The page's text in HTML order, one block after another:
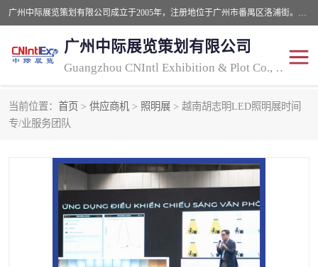
广州中际展览策划有限公司成立于2005年，注册地位于广州市番禺区洛浦街。经营范围包括会议及展览服务，大型活动组织策划服务，展台设计服务，广告业等；主要从事国外广告、标识、印花、LED、照明、光电、灯光、音响、视听、电子展览会等，展位预定-展品运输-签证-行程安排-补贴一站式服务。
广州中际展览策划有限公司
Guangzhou CNIntl Exhibition & Plot Co., Ltd.
当前位置： 首页 > 供应商机 > 照明展 > 越南胡志明LED照明展时间
专/业服务团队
2025年国外照明展
照明展 展品运输
视听-灯光音响展
2025年国外广告标识展 2025年国内中国香港照明
展